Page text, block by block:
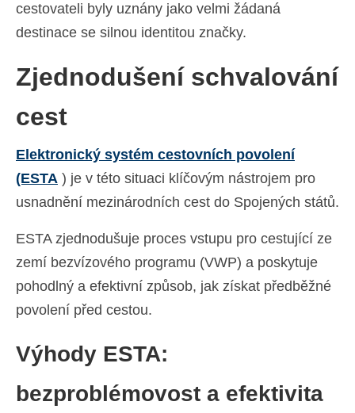
cestovateli byly uznány jako velmi žádaná
destinace se silnou identitou značky.
Zjednodušení schvalování
cest
Elektronický systém cestovních povolení
(ESTA ) je v této situaci klíčovým nástrojem pro
usnadnění mezinárodních cest do Spojených států.
ESTA zjednodušuje proces vstupu pro cestující ze
zemí bezvízového programu (VWP) a poskytuje
pohodlný a efektivní způsob, jak získat předběžné
povolení před cestou.
Výhody ESTA:
bezproblémovost a efektivita